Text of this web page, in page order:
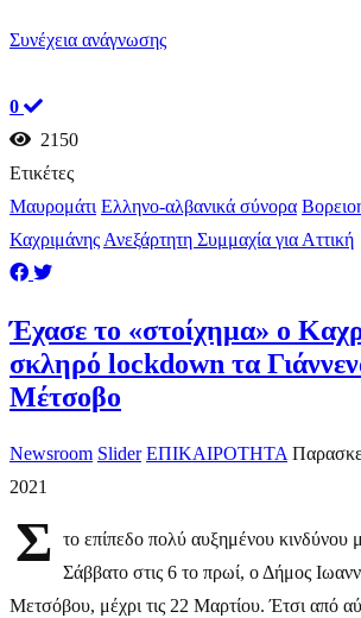
Συνέχεια ανάγνωσης
0
2150
Ετικέτες
Μαυρομάτι Ελληνο-αλβανικά σύνορα
Καχριμάνης Ανεξάρτητη Συμμαχία για Αττική
Έχασε το «στοίχημα» ο
σκληρό lockdown τα
Μέτσοβο
Newsroom Slider ΕΠΙΚΑΙΡΟΤΗΤΑ
2021
Σ
το επίπεδο πολύ αυξημένου κινδύνου
Σάββατο στις 6 το πρωί, ο Δήμος
Μετσόβου, μέχρι τις 22 Μαρτίου. Έτσι από